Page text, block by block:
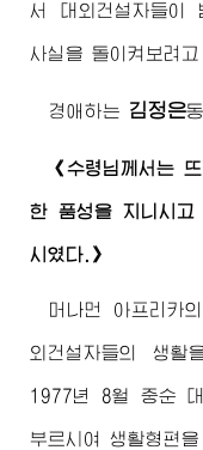
서 대외건설자들이
사실을 돌이켜보려고
경애하는 김정은
《수령님께서는
한 품성을 지니시고
시였다.》
머나먼 아프리카
외건설자들의 생활
1977년 8월 중순
부르시여 생활형편